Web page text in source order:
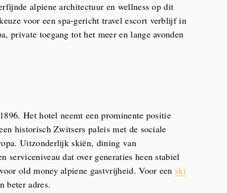
alpiene architectuur en wellness op dit
voor een spa-gericht travel escort verblijf in
private toegang tot het meer en lange avonden
Het hotel neemt een prominente positie
historisch Zwitsers paleis met de sociale
Uitzonderlijk skiën, dining van
serviceniveau dat over generaties heen stabiel
old money alpiene gastvrijheid. Voor een ski
beter adres.